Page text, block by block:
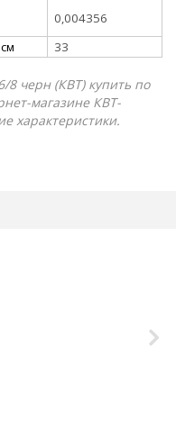
0,004356
33
8 черн (КВТ) купить по
магазине КВТ-
характеристики.